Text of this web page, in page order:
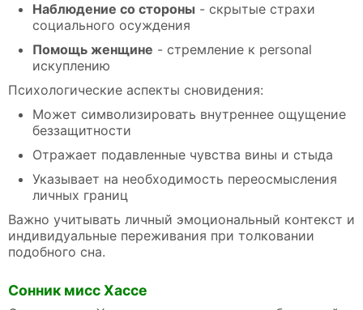
Наблюдение со стороны - скрытые страхи
социального осуждения
Помощь женщине - стремление к personal
искуплению
Психологические аспекты сновидения:
Может символизировать внутреннее ощущение
беззащитности
Отражает подавленные чувства вины и стыда
Указывает на необходимость переосмысления
личных границ
Важно учитывать личный эмоциональный контекст и
индивидуальные переживания при толковании
подобного сна.
Сонник мисс Хассе